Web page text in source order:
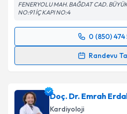
FENERYOLU MAH. BAĞDAT CAD.
NO:91 İÇ KAPI NO:4
0 (850)
Randevu
Randevu Takvimi Talebi
için bir takvim
bilgilendireceğiz.
Doç. Dr. Emrah
Kardiyoloji